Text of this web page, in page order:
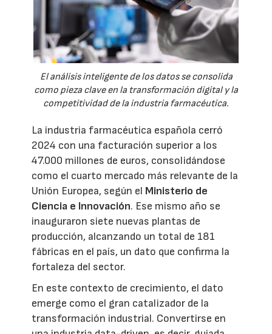
El análisis inteligente de los datos se consolida
como pieza clave en la transformación digital y la
competitividad de la industria farmacéutica.
La industria farmacéutica española cerró
2024 con una facturación superior a los
47.000 millones de euros, consolidándose
como el cuarto mercado más relevante de la
Unión Europea, según el Ministerio de
Ciencia e Innovación. Ese mismo año se
inauguraron siete nuevas plantas de
producción, alcanzando un total de 181
fábricas en el país, un dato que confirma la
fortaleza del sector.
En este contexto de crecimiento, el dato
emerge como el gran catalizador de la
transformación industrial. Convertirse en